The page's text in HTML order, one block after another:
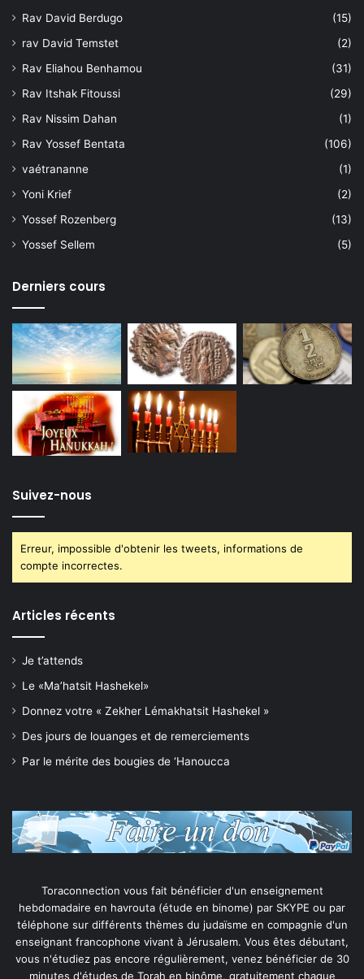
Rav David Berdugo
(15)
rav David Temstet
(2)
Rav Eliahou Benhamou
(31)
Rav Itshak Fitoussi
(29)
Rav Nissim Dahan
(1)
Rav Yossef Bentata
(106)
vaétrananne
(1)
Yoni Krief
(2)
Yossef Rozenberg
(13)
Yossef Sellem
(5)
Derniers cours
Suivez-nous
Erreur, impossible d'obtenir les tweets, informations de
compte incorrectes.
Articles récents
Je t’attends
Le «Ma’hatsit Hashekel»
Donnez votre « Zekher Lémakhatsit Hashekel »
Des jours de louanges et de remerciements
Par le mérite des bougies de ‘Hanoucca
Toraconnection vous fait bénéficier d'un enseignement
hebdomadaire en havrouta (étude en binome) par SKYPE ou par
téléphone sur différents thèmes du judaïsme en compagnie d'un
enseignant francophone vivant à Jérusalem. Vous êtes débutant,
vous n'étudiez pas encore régulièrement, venez bénéficier de 30
minutes d'études de Torah en binôme, gratuitement chaque